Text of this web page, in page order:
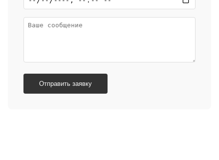
Отправить заявку